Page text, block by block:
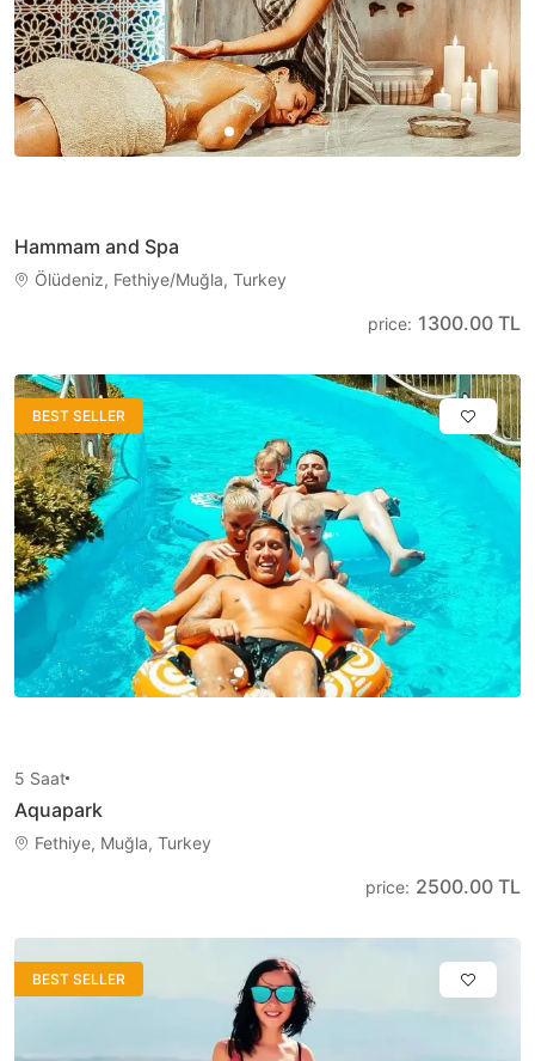
Hammam and Spa
Ölüdeniz, Fethiye/Muğla, Turkey
price: 1300.00 TL
BEST SELLER
5 Saat
Aquapark
Fethiye, Muğla, Turkey
price: 2500.00 TL
BEST SELLER